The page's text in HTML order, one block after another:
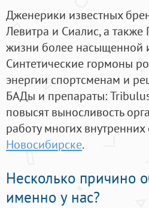
Дженерики известных
Левитра и Сиалис, а
жизни более насыщенной
Синтетические гормоны
энергии спортсменам и
БАДы и препараты:
повысят выносливость
работу многих
Новосибирске.
Несколько причино
именно у нас?